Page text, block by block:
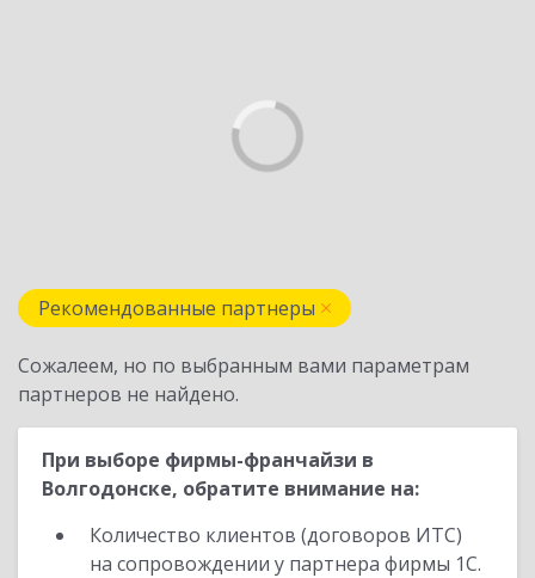
Рекомендованные партнеры
Сожалеем, но по выбранным вами параметрам
партнеров не найдено.
При выборе фирмы-франчайзи в
Волгодонске, обратите внимание на:
Количество клиентов (договоров ИТС)
на сопровождении у партнера фирмы 1С.